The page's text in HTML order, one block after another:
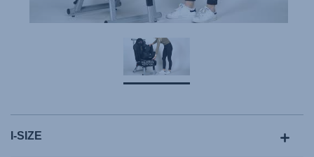
I-SIZE